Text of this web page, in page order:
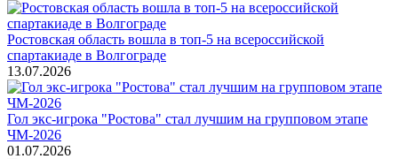
Ростовская область вошла в топ-5 на всероссийской
спартакиаде в Волгограде
13.07.2026
Гол экс-игрока "Ростова" стал лучшим на групповом этапе
ЧМ-2026
01.07.2026